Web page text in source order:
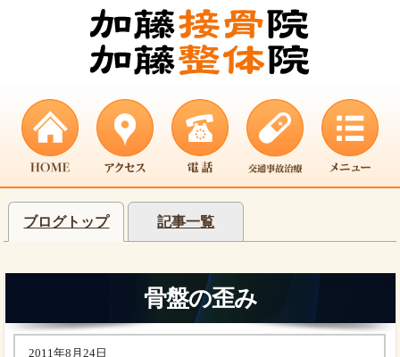
ブログトップ 記事一覧
骨盤の歪み
2011年8月24日